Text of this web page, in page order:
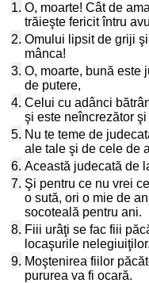
1. O, moarte! Cât de
trăieşte fericit întru
2. Omului lipsit de griji
mânca!
3. O, moarte, bună este
de putere,
4. Celui cu adânci
şi este neîncrezător
5. Nu te teme de
ale tale şi de cele de
6. Această judecată de
7. Şi pentru ce nu vrei
o sută, ori o mie de
socoteală pentru ani.
8. Fiii urâţi se fac fiii
locaşurile nelegiuiţilor.
9. Moştenirea fiilor
pururea va fi ocară.